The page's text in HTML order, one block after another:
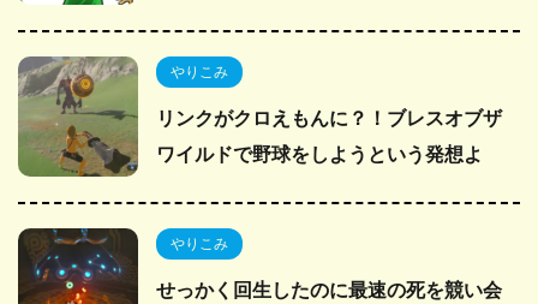
やりこみ
リンクがクロえもんに？！ブレスオブザ
ワイルドで野球をしようという発想よ
やりこみ
せっかく回生したのに最速の死を競い会